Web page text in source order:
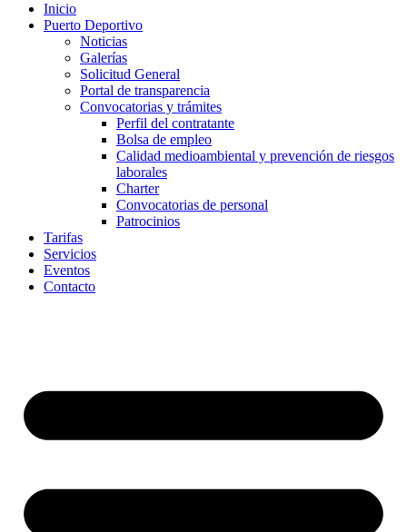
Inicio
Puerto Deportivo
Noticias
Galerías
Solicitud General
Portal de transparencia
Convocatorias y trámites
Perfil del contratante
Bolsa de empleo
Calidad medioambiental y prevención de riesgos
laborales
Charter
Convocatorias de personal
Patrocinios
Tarifas
Servicios
Eventos
Contacto